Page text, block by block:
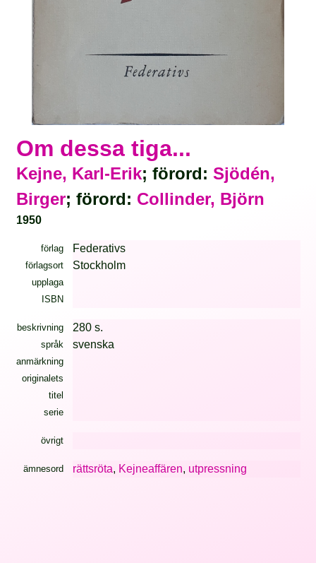
Om dessa tiga...
Kejne, Karl-Erik; förord: Sjödén,
Birger; förord: Collinder, Björn
1950
förlag Federativs
förlagsort Stockholm
upplaga
ISBN
beskrivning 280 s.
språk svenska
anmärkning
originalets
titel
serie
övrigt
ämnesord rättsröta, Kejneaffären, utpressning